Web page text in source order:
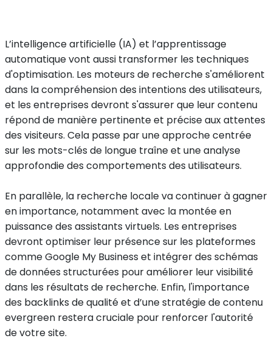
L’intelligence artificielle (IA) et l’apprentissage
automatique vont aussi transformer les techniques
d'optimisation. Les moteurs de recherche s'améliorent
dans la compréhension des intentions des utilisateurs,
et les entreprises devront s'assurer que leur contenu
répond de manière pertinente et précise aux attentes
des visiteurs. Cela passe par une approche centrée
sur les mots-clés de longue traîne et une analyse
approfondie des comportements des utilisateurs.
En parallèle, la recherche locale va continuer à gagner
en importance, notamment avec la montée en
puissance des assistants virtuels. Les entreprises
devront optimiser leur présence sur les plateformes
comme Google My Business et intégrer des schémas
de données structurées pour améliorer leur visibilité
dans les résultats de recherche. Enfin, l'importance
des backlinks de qualité et d’une stratégie de contenu
evergreen restera cruciale pour renforcer l'autorité
de votre site.